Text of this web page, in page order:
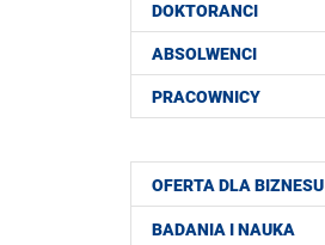
DOKTORANCI
ABSOLWENCI
PRACOWNICY
OFERTA DLA BIZNESU
BADANIA I NAUKA